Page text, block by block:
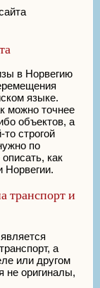
в Норвегию
языке.
можно точнее
объектов, а
строгой
по
как
Норвегии.
транспорт и
а
или другом
не оригиналы,